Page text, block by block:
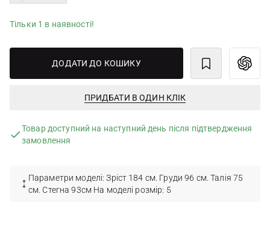
Тільки 1 в наявності!
ДОДАТИ ДО КОШИКУ
ПРИДБАТИ В ОДИН КЛІК
Товар доступний на наступний день після підтвердження
замовлення
Параметри моделі: Зріст 184 см. Груди 96 см. Талія 75
см. Стегна 93см На моделі розмір: 5